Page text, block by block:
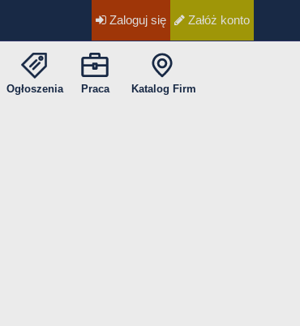
Zaloguj się Załóż konto
Ogłoszenia Praca Katalog Firm